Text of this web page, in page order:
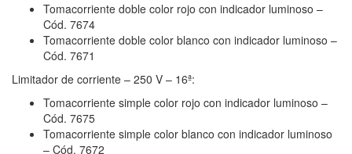
Tomacorriente doble color rojo con indicador luminoso –
Cód. 7674
Tomacorriente doble color blanco con indicador luminoso –
Cód. 7671
Limitador de corriente – 250 V – 16ª:
Tomacorriente simple color rojo con indicador luminoso –
Cód. 7675
Tomacorriente simple color blanco con indicador luminoso
– Cód. 7672